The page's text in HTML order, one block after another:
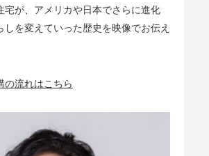
宅が、アメリカや日本でさらに進化
しを変えていった歴史を映像でお伝え
の流れはこちら